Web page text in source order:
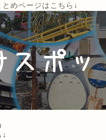
めページはこちら↓